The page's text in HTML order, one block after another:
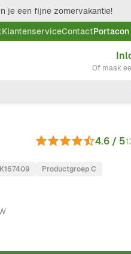
je een fijne zomervakantie!
KlantenserviceContactPortacon
Of maak
4.6 / 5
K167409 Productgroep C